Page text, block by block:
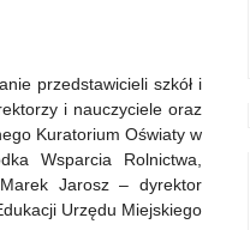
przedstawicieli szkół i
i nauczyciele oraz
Kuratorium Oświaty w
Wsparcia Rolnictwa,
Jarosz – dyrektor
Urzędu Miejskiego